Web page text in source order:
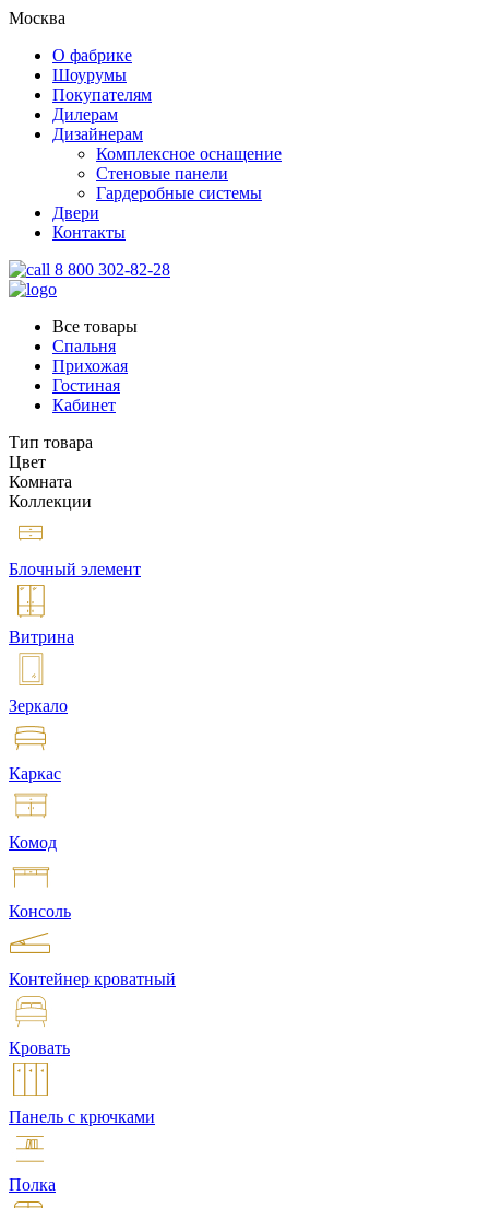
Москва
О фабрике
Шоурумы
Покупателям
Дилерам
Дизайнерам
Комплексное оснащение
Стеновые панели
Гардеробные системы
Двери
Контакты
8 800 302-82-28
Все товары
Спальня
Прихожая
Гостиная
Кабинет
Тип товара
Цвет
Комната
Коллекции
Блочный элемент
Витрина
Зеркало
Каркас
Комод
Консоль
Контейнер кроватный
Кровать
Панель с крючками
Полка